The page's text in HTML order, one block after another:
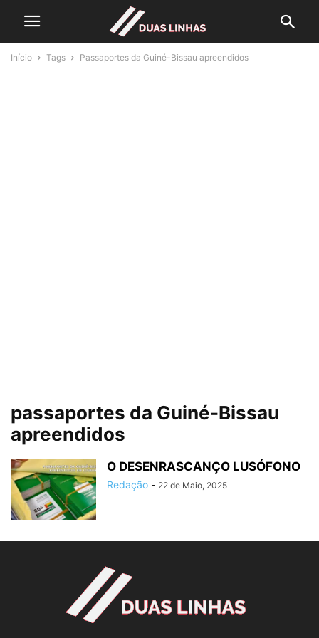
Início Tags Passaportes da Guiné-Bissau apreendidos
passaportes da Guiné-Bissau
apreendidos
O DESENRASCANÇO LUSÓFONO
Redação - 22 de Maio, 2025